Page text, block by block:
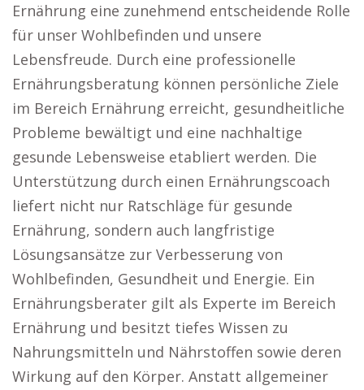
Ernährung eine zunehmend entscheidende Rolle
für unser Wohlbefinden und unsere
Lebensfreude. Durch eine professionelle
Ernährungsberatung können persönliche Ziele
im Bereich Ernährung erreicht, gesundheitliche
Probleme bewältigt und eine nachhaltige
gesunde Lebensweise etabliert werden. Die
Unterstützung durch einen Ernährungscoach
liefert nicht nur Ratschläge für gesunde
Ernährung, sondern auch langfristige
Lösungsansätze zur Verbesserung von
Wohlbefinden, Gesundheit und Energie. Ein
Ernährungsberater gilt als Experte im Bereich
Ernährung und besitzt tiefes Wissen zu
Nahrungsmitteln und Nährstoffen sowie deren
Wirkung auf den Körper. Anstatt allgemeiner